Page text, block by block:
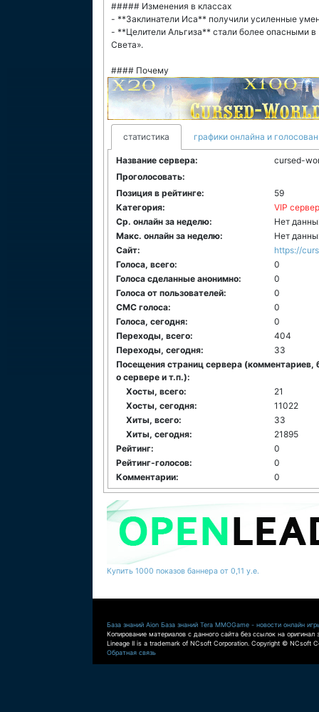
##### Изменения в классах
- **Заклинатели Иса** получили усиленные
- **Целители Альгиза** стали более опасными
Света».
#### Почему
статистика графики онлайна и
Название сервера:
cursed-
Проголосовать:
Позиция в рейтинге:
59
Категория:
VIP
Ср. онлайн за неделю:
Нет
Макс. онлайн за неделю:
Нет
Сайт:
https://
Голоса, всего:
0
Голоса сделанные анонимно:
0
Голоса от пользователей:
0
СМС голоса:
0
Голоса, сегодня:
0
Переходы, всего:
404
Переходы, сегодня:
33
Посещения страниц сервера (комментариев,
о сервере и т.п.):
Хосты, всего:
21
Хосты, сегодня:
11022
Хиты, всего:
33
Хиты, сегодня:
21895
Рейтинг:
0
Рейтинг-голосов:
0
Комментарии:
0
Купить 1000 показов баннера от 0,11 у.е.
База знаний Aion База знаний Tera MMOGame - новости онлайн
Копирование материалов с данного сайта без ссылок на оригинал
Lineage II is a trademark of NCsoft Corporation. Copyright © NCsoft
Обратная связь